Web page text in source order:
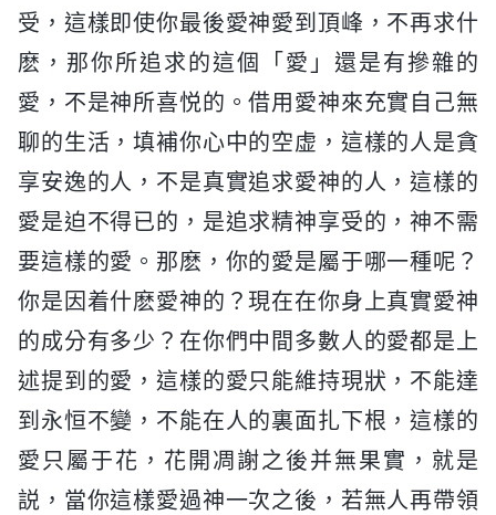
受，這樣即使你最後愛神愛到頂峰，不再求什
麽，那你所追求的這個「愛」還是有摻雜的
愛，不是神所喜悦的。借用愛神來充實自己無
聊的生活，填補你心中的空虚，這樣的人是貪
享安逸的人，不是真實追求愛神的人，這樣的
愛是迫不得已的，是追求精神享受的，神不需
要這樣的愛。那麽，你的愛是屬于哪一種呢？
你是因着什麽愛神的？現在在你身上真實愛神
的成分有多少？在你們中間多數人的愛都是上
述提到的愛，這樣的愛只能維持現狀，不能達
到永恒不變，不能在人的裏面扎下根，這樣的
愛只屬于花，花開凋謝之後并無果實，就是
説，當你這樣愛過神一次之後，若無人再帶領